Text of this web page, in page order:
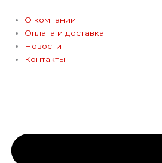
содержимому
О компании
Оплата и доставка
Новости
Контакты